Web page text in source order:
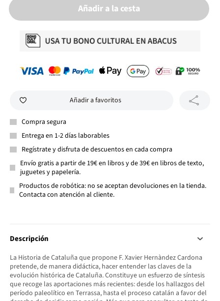
Añadir a la cesta
Añadir a favoritos
Compra segura
Entrega en 1-2 días laborables
Regístrate y disfruta de descuentos en cada compra
Envío gratis a partir de 19€ en libros y de 39€ en libros de texto,
juguetes y papelería.
Productos de robótica: no se aceptan devoluciones en la tienda.
Contacta con atención al cliente.
Descripción
La Historia de Cataluña que propone F. Xavier Hernàndez Cardona
pretende, de manera didáctica, hacer entender las claves de la
evolución histórica de Cataluña. Constituye un esfuerzo de síntesis
que recoge las aportaciones más recientes: desde los hallazgos del
período paleolítico en Terrassa, hasta el proceso catalán a favor del